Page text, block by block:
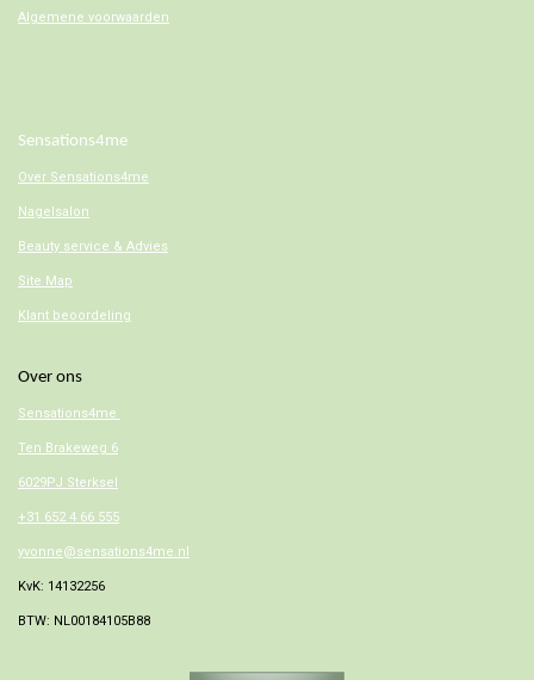
Algemene voorwaarden
Sensations4me
Over Sensations4me
Nagelsalon
Beauty service & Advies
Site Map
Klant beoordeling
Over ons
Sensations4me
Ten Brakeweg 6
6029PJ Sterksel
+31 652 4 66 555
yvonne@sensations4me.nl
KvK: 14132256
BTW: NL00184105B88